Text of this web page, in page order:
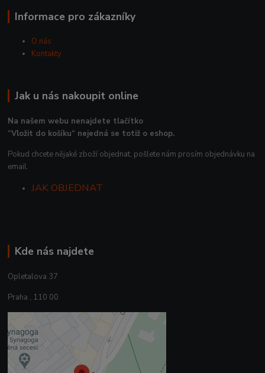
Informace pro zákazníky
O nás
Kontakty
Jak u nás nakoupit online
Na našem webu nenajdete tlačítko
“Vložit do košíku“ nejedná se totiž o eshop.
Pokud chcete nějaké zboží objednat, pošlete nám prosím objednávku na
email.
JAK OBJEDNAT
Kde nás najdete
Opletalova 37
Praha , 110 00